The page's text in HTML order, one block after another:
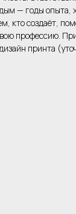
— годы опыта,
кто создаёт,
профессию.
принта